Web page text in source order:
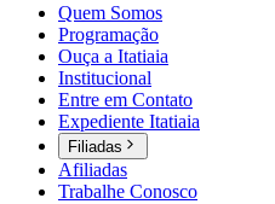
Quem Somos
Programação
Ouça a Itatiaia
Institucional
Entre em Contato
Expediente Itatiaia
Filiadas
Afiliadas
Trabalhe Conosco